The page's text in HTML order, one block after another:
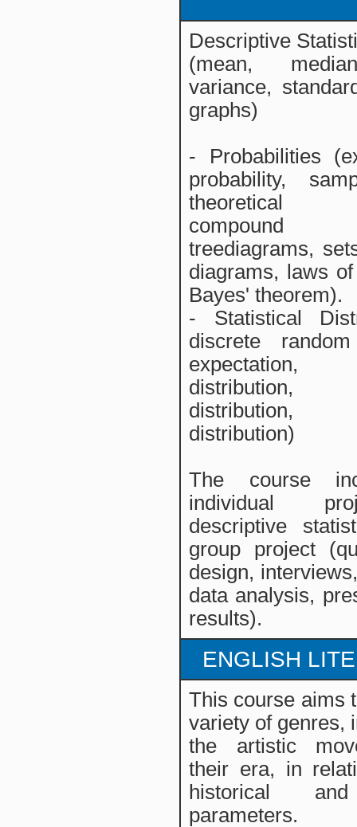
Descriptive
(mean,
variance,
graphs)
- Probabilities
probability,
theoretical
compound
treediagrams,
diagrams, laws
Bayes' theorem).
- Statistical
discrete
expectation,
distribution,
distribution)
The course
individual
descriptive
group project
design,
data analysis,
results).
ENGLISH
This course aims
variety of genres,
the artistic
their era, in
historical
parameters.